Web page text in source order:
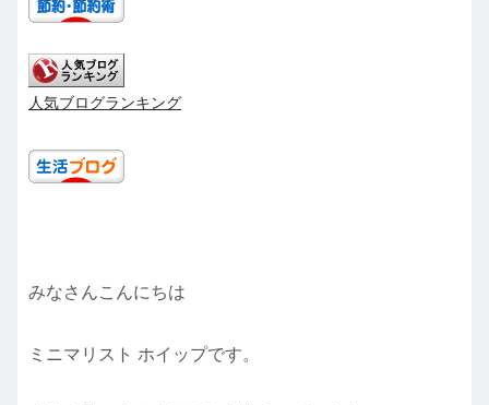
人気ブログランキング
みなさんこんにちは
ミニマリスト ホイップです。